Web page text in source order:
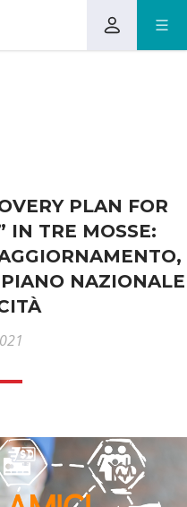
PLAN FOR
IN TRE MOSSE:
NAZIONALE